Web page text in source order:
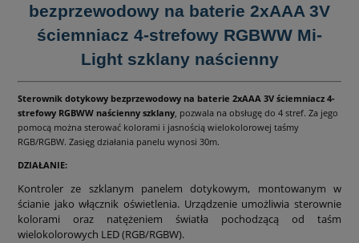
bezprzewodowy na baterie 2xAAA 3V
ściemniacz 4-strefowy RGBWW Mi-
Light szklany naścienny
Sterownik dotykowy bezprzewodowy na baterie 2xAAA 3V ściemniacz 4-
strefowy RGBWW naścienny szklany, pozwala na obsługę do 4 stref. Za jego
pomocą można sterować kolorami i jasnością wielokolorowej taśmy
RGB/RGBW. Zasięg działania panelu wynosi 30m.
DZIAŁANIE:
Kontroler ze szklanym panelem dotykowym, montowanym w
ścianie jako włącznik oświetlenia. Urządzenie umożliwia sterownie
kolorami oraz natężeniem światła pochodzącą od taśm
wielokolorowych LED (RGB/RGBW).